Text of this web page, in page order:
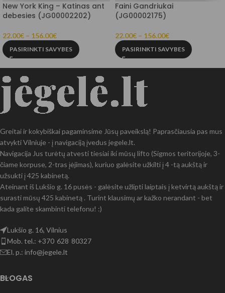
New York King – Katinas ant
debesies (JG00002202)
22.00€ – 156.00€
PASIRINKTI SAVYBES
Faini Gandriukai
(JG00002175)
22.00€ – 156.00€
PASIRINKTI SAVYBES
Greitai ir kokybiškai pagaminsime Jūsų paveikslą! Paprasčiausia pas mus
atvykti Vilniuje - į navigaciją įvedus jegele.lt.
Navigacija Jus turėtų atvesti tiesiai iki mūsų lifto (Sigmos teritorijoje, 3-
čiame korpuse, 2-tras įėjimas), kuriuo galėsite užkilti į 4 -tą aukštą ir
užsukti į 425 kabinetą.
Ateinant iš Lukšio g. 16 pusės - galėsite užlipti laiptais į ketvirtą aukštą ir
surasti mūsų 425 kabinetą . Turint klausimų ar kažko nerandant - bet
kada galite skambinti telefonu! :)
Lukšio g. 16, Vilnius
Mob. tel.: +370 628 80327
El. p.: info@jegele.lt
BLOGAS